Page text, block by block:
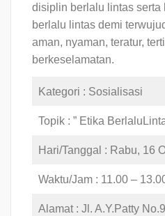
disiplin berlalu lintas serta
berlalu lintas demi
aman, nyaman, teratur,
berkeselamatan.
Kategori : Sosialisasi
Topik : ” Etika
Hari/Tanggal : Rabu, 16
Waktu/Jam : 11.00 –
Alamat : Jl. A.Y.Patty